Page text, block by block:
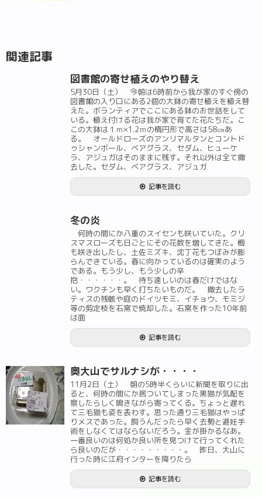
関連記事
図書館の寄せ植えのやり替え
5月30日（土） 今朝は6時前から我が家のすぐ傍の
図書館の入り口にある2個の大鉢の寄せ植えを植え替
えた。ボランティアでここにある鉢のお世話をして
いる。植え付ける花は我が家で育てた花たちだ。こ
この大鉢は１ｍ×1.2ｍの楕円形で高さは58㎝あ
る。 オールドローズのアンリマルタンとコントド
ゥシャンボール、ベアグラス、セダム、ヒューケ
ラ、アジュガはそのままに残す。それ以外は全て撤
去した。セダム、ベアグラス、アジュガ
記事を読む
冬の炎
何時の間にか八重のスイセンも咲いていた。クリ
スマスローズも日ごとにその花数を増してきた。梅
も咲き出したし、土佐ミズキ、沈丁花もつぼみが膨
らんできている。春に向かっているのは確実のよう
である。もう少し、もう少しの辛
抱・・・・・・。 待ち遠しいのは春だけではな
い。ワクチンも早く打ちたいものだ。 撤去したラ
ティスの残骸や庭のドイツモミ、イチョウ、モミジ
等の剪定枝を石窯で焼却した。石窯を作った10年前
は面
記事を読む
奥大山でサルナシが・・・・
11月2日（土） 朝の5時半くらいに新聞を取りに出
ると、何時の間にか居ついてしまった黒猫が気配を
察したらしく鳴きながら寄ってくる。ちょっと遅れ
て三毛猫も姿を表わす。思った通り三毛猫はやっぱ
りメスであった。飼うんだったら早く去勢と避妊手
術をしなくてはならないだろう。金が掛かるなあ。
一番良いのは何処か良い所を見つけて行ってくれた
ら良いのだが・・・・・・・・・。 昨日、大山に
行った時に江府インターを降りたら
記事を読む